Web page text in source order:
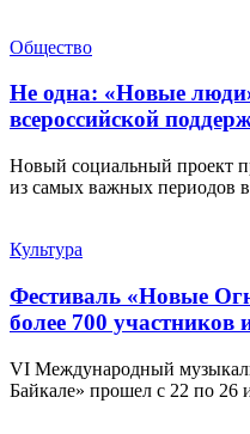
Общество
Не одна: «Новые
всероссийской
Новый социальный проект
из самых важных периодов
Культура
Фестиваль «Новые
более 700 участников
VI Международный
Байкале» прошел с 22 по